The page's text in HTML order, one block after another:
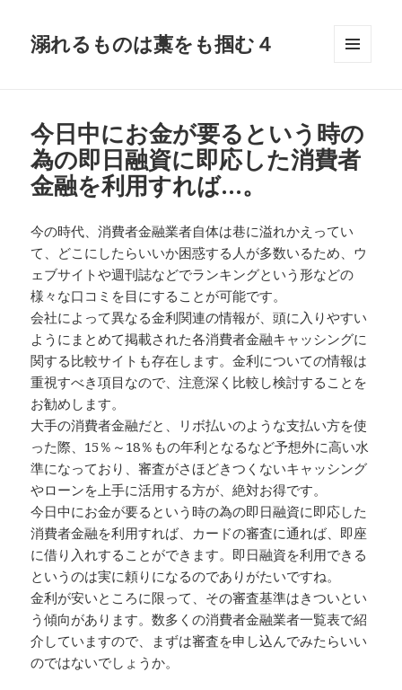
溺れるものは藁をも掴む４
今日中にお金が要るという時の
為の即日融資に即応した消費者
金融を利用すれば…。
今の時代、消費者金融業者自体は巷に溢れかえってい
て、どこにしたらいいか困惑する人が多数いるため、ウ
ェブサイトや週刊誌などでランキングという形などの
様々な口コミを目にすることが可能です。
会社によって異なる金利関連の情報が、頭に入りやすい
ようにまとめて掲載された各消費者金融キャッシングに
関する比較サイトも存在します。金利についての情報は
重視すべき項目なので、注意深く比較し検討することを
お勧めします。
大手の消費者金融だと、リボ払いのような支払い方を使
った際、15％～18％もの年利となるなど予想外に高い水
準になっており、審査がさほどきつくないキャッシング
やローンを上手に活用する方が、絶対お得です。
今日中にお金が要るという時の為の即日融資に即応した
消費者金融を利用すれば、カードの審査に通れば、即座
に借り入れすることができます。即日融資を利用できる
というのは実に頼りになるのでありがたいですね。
金利が安いところに限って、その審査基準はきついとい
う傾向があります。数多くの消費者金融業者一覧表で紹
介していますので、まずは審査を申し込んでみたらいい
のではないでしょうか。